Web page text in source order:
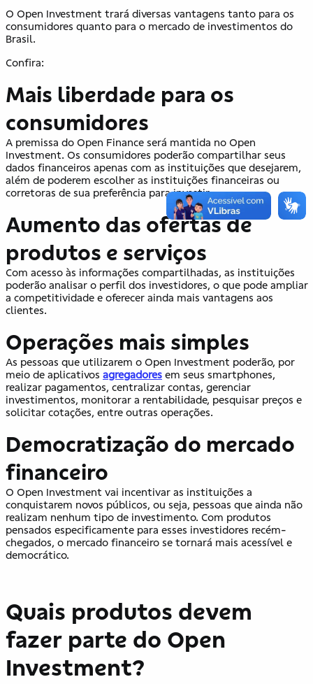
O Open Investment trará diversas vantagens tanto para os
consumidores quanto para o mercado de investimentos do
Brasil.
Confira:
Mais liberdade para os
consumidores
A premissa do Open Finance será mantida no Open
Investment. Os consumidores poderão compartilhar seus
dados financeiros apenas com as instituições que desejarem,
além de poderem escolher as instituições financeiras ou
corretoras de sua preferência para investir.
Aumento das ofertas de
produtos e serviços
Com acesso às informações compartilhadas, as instituições
poderão analisar o perfil dos investidores, o que pode ampliar
a competitividade e oferecer ainda mais vantagens aos
clientes.
Operações mais simples
As pessoas que utilizarem o Open Investment poderão, por
meio de aplicativos agregadores em seus smartphones,
realizar pagamentos, centralizar contas, gerenciar
investimentos, monitorar a rentabilidade, pesquisar preços e
solicitar cotações, entre outras operações.
Democratização do mercado
financeiro
O Open Investment vai incentivar as instituições a
conquistarem novos públicos, ou seja, pessoas que ainda não
realizam nenhum tipo de investimento. Com produtos
pensados especificamente para esses investidores recém-
chegados, o mercado financeiro se tornará mais acessível e
democrático.
Quais produtos devem
fazer parte do Open
Investment?